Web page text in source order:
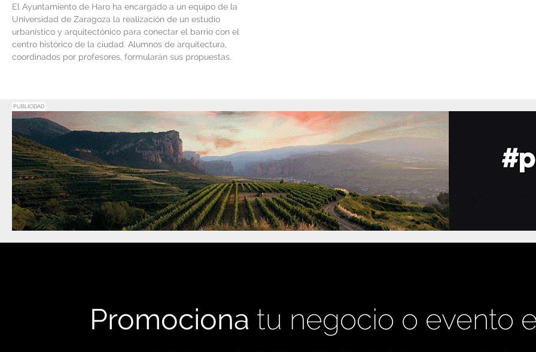
El Ayuntamiento de Haro ha encargado a un equipo de la
Universidad de Zaragoza la realización de un estudio
urbanístico y arquitectónico para conectar el barrio con el
centro histórico de la ciudad. Alumnos de arquitectura,
coordinados por profesores, formularán sus propuestas.
PUBLICIDAD
Promociona tu negocio o evento